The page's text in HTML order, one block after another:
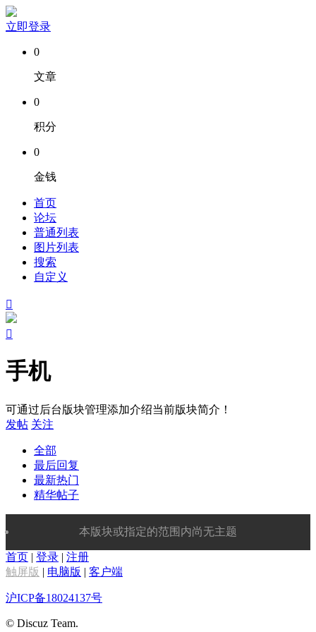
立即登录
0
文章
0
积分
0
金钱
首页
论坛
普通列表
图片列表
搜索
自定义


手机
可通过后台版块管理添加介绍当前版块简介！
发帖 关注
全部
最后回复
最新热门
精华帖子
本版块或指定的范围内尚无主题
首页 | 登录 | 注册
触屏版 | 电脑版 | 客户端
沪ICP备18024137号
© Discuz Team.